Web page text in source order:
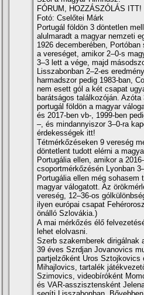
FÓRUM, HOZZÁSZÓLÁS ITT!
Fotó: Cselőtei Márk
Portugál földön 3 döntetlen
alulmaradt a magyar nemzeti
1926 decemberében, Portóban
a vereséget, amikor 2–0-s
3–3 lett a vége, majd
Lisszabonban 2–2-es
harmadszor pedig 1983-ban,
nem esett gól a két csapat
barátságos találkozóján.
portugál földön a magyar
és 2017-ben vb-, 1999-ben
–, és mindannyiszor 3–0-ra
érdekességek itt!
Tétmérkőzéseken 9 vereség
döntetlent tudott elérni a
Portugália ellen, amikor a
csoportmérkőzésén Lyonban
Portugália ellen még sohasem
magyar válogatott. Az
vereség, 12–36-os
ilyen európai csapat
önálló Szlovákia.)
A mai mérkőzés élő
lehet elolvasni.
Szerb szakemberek dirigálnak
39 éves Szrdjan Jovanovics
partjelzőként Uros Sztojkovics
Mihajlovics, tartalék
Szimovics, videobíróként
és VAR-asszisztensként